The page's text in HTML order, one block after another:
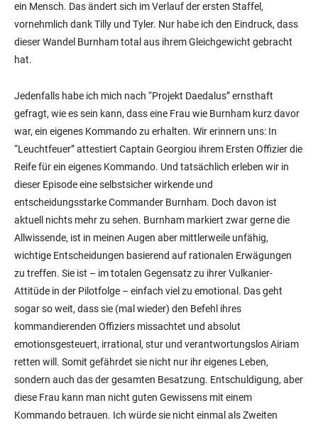
ein Mensch. Das ändert sich im Verlauf der ersten Staffel,
vornehmlich dank Tilly und Tyler. Nur habe ich den Eindruck, dass
dieser Wandel Burnham total aus ihrem Gleichgewicht gebracht
hat.
Jedenfalls habe ich mich nach “Projekt Daedalus” ernsthaft
gefragt, wie es sein kann, dass eine Frau wie Burnham kurz davor
war, ein eigenes Kommando zu erhalten. Wir erinnern uns: In
“Leuchtfeuer” attestiert Captain Georgiou ihrem Ersten Offizier die
Reife für ein eigenes Kommando. Und tatsächlich erleben wir in
dieser Episode eine selbstsicher wirkende und
entscheidungsstarke Commander Burnham. Doch davon ist
aktuell nichts mehr zu sehen. Burnham markiert zwar gerne die
Allwissende, ist in meinen Augen aber mittlerweile unfähig,
wichtige Entscheidungen basierend auf rationalen Erwägungen
zu treffen. Sie ist – im totalen Gegensatz zu ihrer Vulkanier-
Attitüde in der Pilotfolge – einfach viel zu emotional. Das geht
sogar so weit, dass sie (mal wieder) den Befehl ihres
kommandierenden Offiziers missachtet und absolut
emotionsgesteuert, irrational, stur und verantwortungslos Airiam
retten will. Somit gefährdet sie nicht nur ihr eigenes Leben,
sondern auch das der gesamten Besatzung. Entschuldigung, aber
diese Frau kann man nicht guten Gewissens mit einem
Kommando betrauen. Ich würde sie nicht einmal als Zweiten